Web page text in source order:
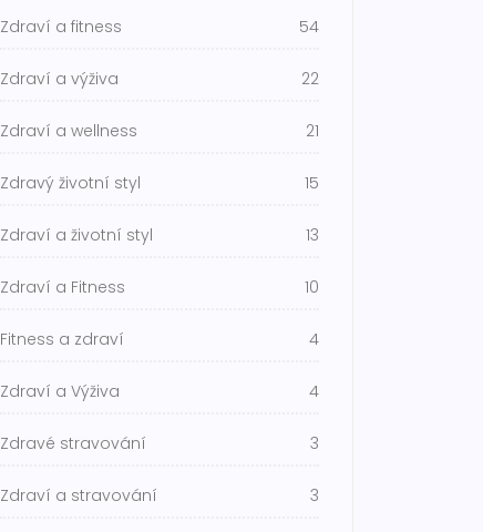
Zdraví a fitness 54
Zdraví a výživa 22
Zdraví a wellness 21
Zdravý životní styl 15
Zdraví a životní styl 13
Zdraví a Fitness 10
Fitness a zdraví 4
Zdraví a Výživa 4
Zdravé stravování 3
Zdraví a stravování 3